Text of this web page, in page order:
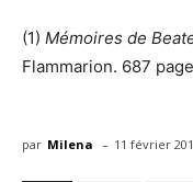
(1) Mémoires de
Flammarion. 687
par Milena - 11 février